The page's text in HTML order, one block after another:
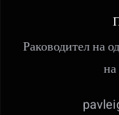
Раководител на